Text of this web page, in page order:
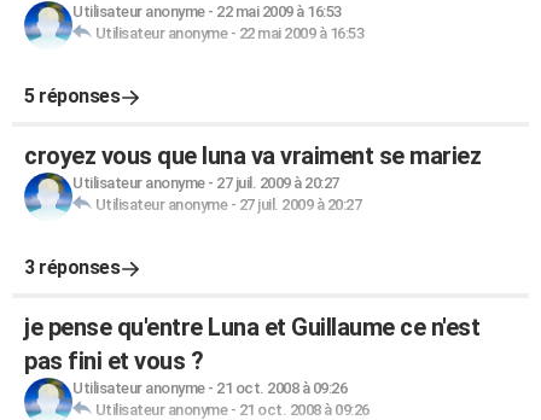
Utilisateur anonyme- 22 mai 2009 à 16:53
Utilisateur anonyme- 22 mai 2009 à 16:53
5 réponses
croyez vous que luna va vraiment se mariez
Utilisateur anonyme- 27 juil. 2009 à 20:27
Utilisateur anonyme- 27 juil. 2009 à 20:27
3 réponses
je pense qu'entre Luna et Guillaume ce n'est
pas fini et vous ?
Utilisateur anonyme- 21 oct. 2008 à 09:26
Utilisateur anonyme- 21 oct. 2008 à 09:26